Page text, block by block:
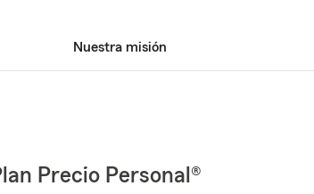
Nuestra misión
Precio Personal®